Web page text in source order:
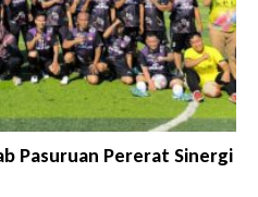
Tak Terseret Perkara
Tak Sesuai Dokumen
Pasuruan Pererat Sinergi